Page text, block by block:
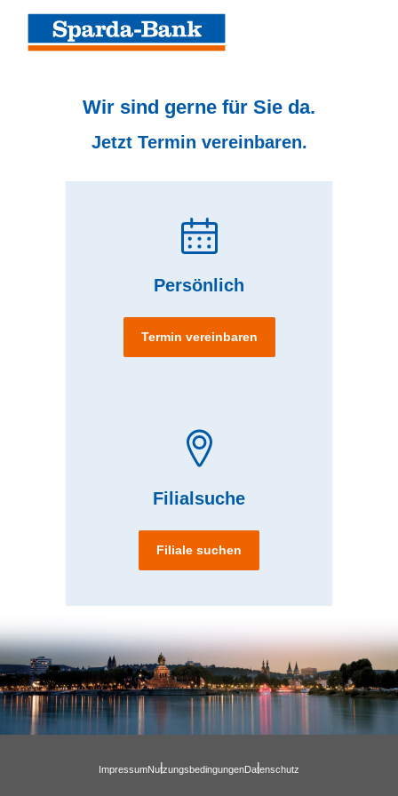
Wir sind gerne für Sie da.
Jetzt Termin vereinbaren.
Persönlich
Termin vereinbaren
Filialsuche
Filiale suchen
ImpressumNutzungsbedingungenDatenschutz